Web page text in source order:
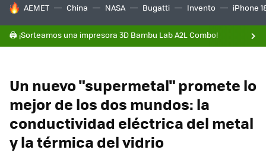
HOY SE HABLA DE
AEMET China NASA Bugatti Invento iPhone
🖨️ ¡Sorteamos una impresora 3D Bambu Lab A2L Combo!
Un nuevo "supermetal" promete lo
mejor de los dos mundos: la
conductividad eléctrica del metal
y la térmica del vidrio